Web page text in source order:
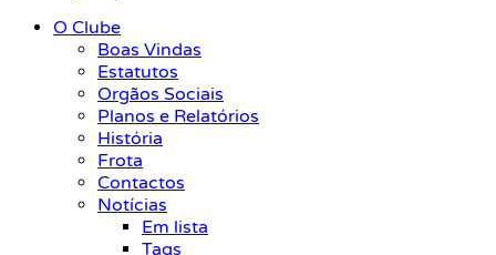
O Clube
Boas Vindas
Estatutos
Orgãos Sociais
Planos e Relatórios
História
Frota
Contactos
Notícias
Em lista
Tags